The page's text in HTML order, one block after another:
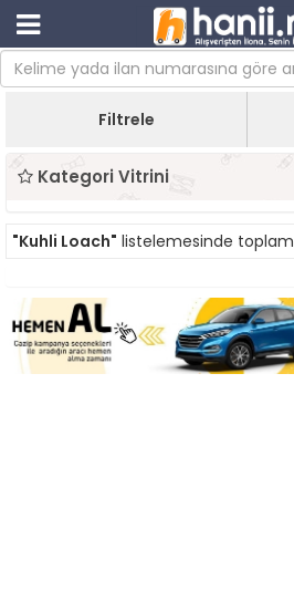
Filtrele
Kategori Vitrini
"Kuhli Loach" listelemesinde toplam